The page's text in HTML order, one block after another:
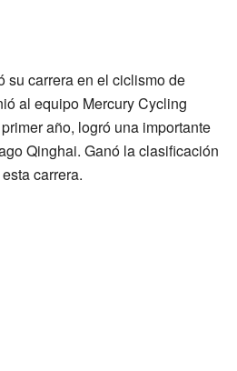
su carrera en el ciclismo de
al equipo Mercury Cycling
año, logró una importante
Qinghai. Ganó la clasificación
carrera.